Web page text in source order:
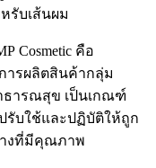
รับเส้นผม
Cosmetic คือ
ารผลิตสินค้ากลุ่ม
ธารณสุข เป็นเกณฑ์
รับใช้และปฏิบัติให้ถูก
งที่มีคุณภาพ